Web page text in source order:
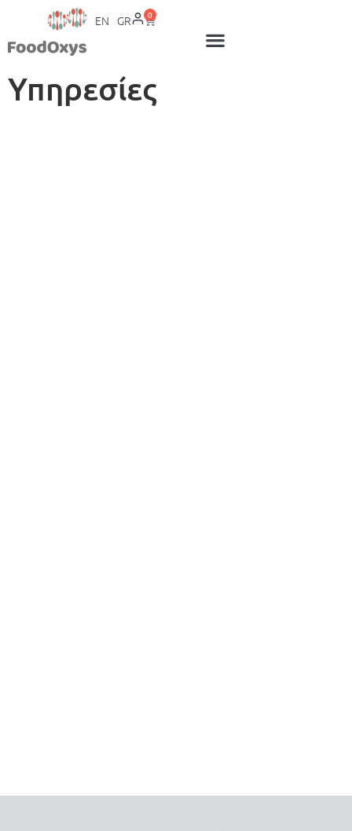
EN GR 0
Υπηρεσίες